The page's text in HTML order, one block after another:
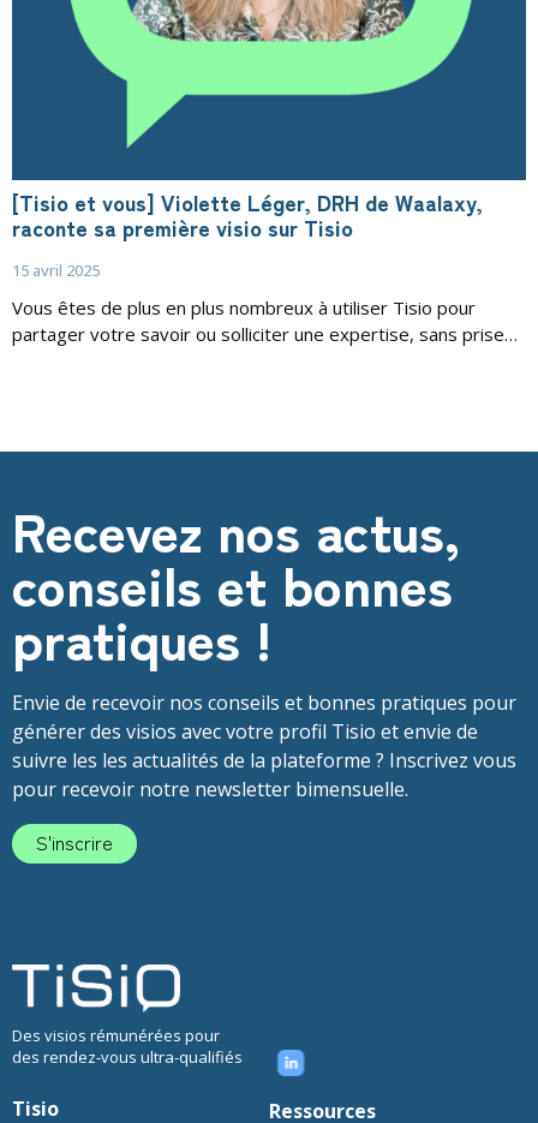
[Tisio et vous] Violette Léger, DRH de Waalaxy,
raconte sa première visio sur Tisio
15 avril 2025
Vous êtes de plus en plus nombreux à utiliser Tisio pour
partager votre savoir ou solliciter une expertise, sans prise…
Recevez nos actus,
conseils et bonnes
pratiques !
Envie de recevoir nos conseils et bonnes pratiques pour
générer des visios avec votre profil Tisio et envie de
suivre les les actualités de la plateforme ? Inscrivez vous
pour recevoir notre newsletter bimensuelle.
S'inscrire
Des visios rémunérées pour
des rendez-vous ultra-qualifiés
Tisio Ressources